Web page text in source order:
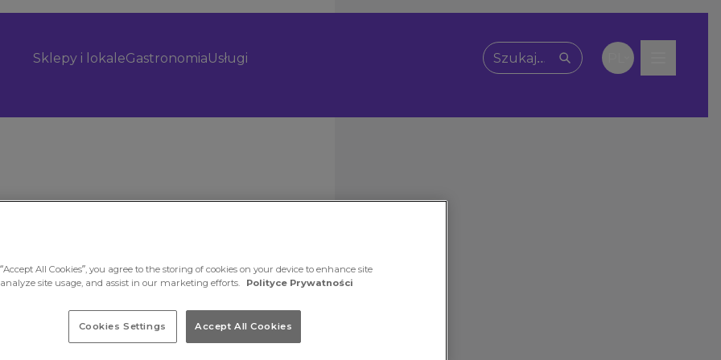
Sklepy i lokaleGastronomiaUsługi
Wpisz, czego szukasz
All Cookies”, you agree to the storing of cookies on your device to enhance site
site usage, and assist in our marketing efforts.
Polityce Prywatności
Cookies Settings Accept All Cookies